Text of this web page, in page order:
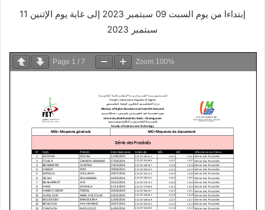
إبتداءا من يوم السبت 09 سبتمبر 2023 إلى غاية يوم الإثنين 11
سبتمبر 2023
Page 1 / 7 Zoom 100%